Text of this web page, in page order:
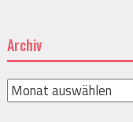
Archiv
Archiv